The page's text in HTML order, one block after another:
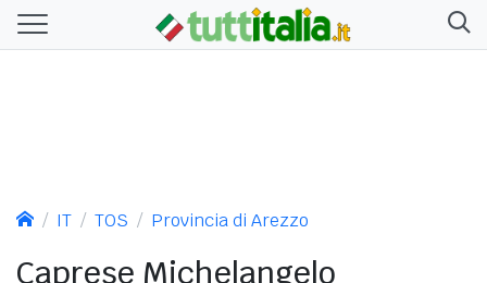
IT TOS Provincia di Arezzo
Caprese Michelangelo